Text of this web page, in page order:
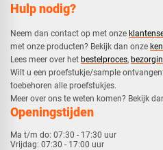
Hulp nodig?
Neem dan contact op met onze
met onze producten? Bekijk dan onze
​Lees meer over het bestelproces,
​Wilt u een proefstukje/sample
toebehoren alle proefstukjes.
​​Meer over ons te weten komen? Bekijk
Openingstijden
Ma t/m do: 07:30 - 17:30 uur
Vrijdag: 07:30 - 17:00 uur